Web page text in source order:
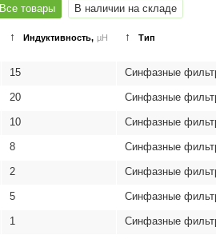
Все товары В наличии на складе
↑ Индуктивность, µH ↑ Тип
15 Синфазные
20 Синфазные
10 Синфазные
8 Синфазные
2 Синфазные
5 Синфазные
1 Синфазные